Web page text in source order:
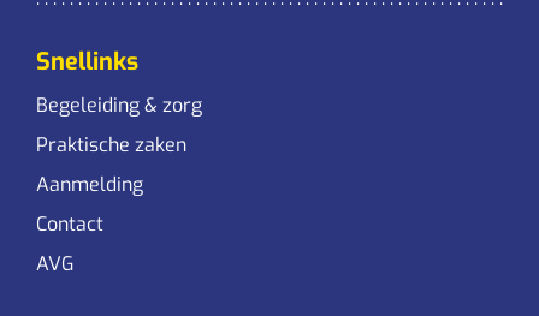
Snellinks
Begeleiding & zorg
Praktische zaken
Aanmelding
Contact
AVG